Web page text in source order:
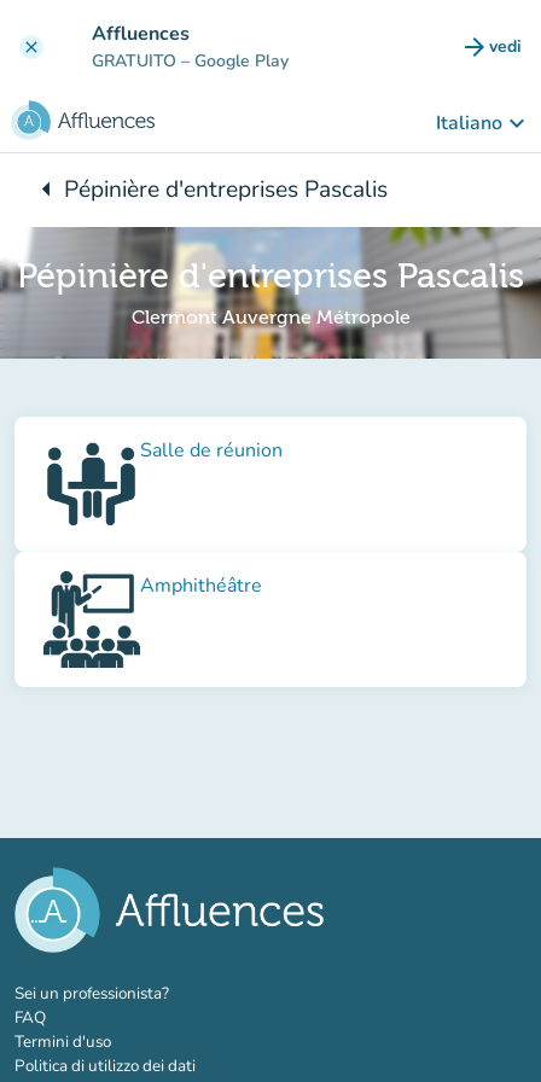
clear Affluences
GRATUITO – Google Play arrow_forward vedi
Italiano keyboard_arrow_down
arrow_leftTorna a:
Pépinière d'entreprises Pascalis
Pépinière d'entreprises Pascalis
Clermont Auvergne Métropole
Salle de réunion
Amphithéâtre
Sei un professionista?(nuova scheda)
FAQ
Termini d'uso
Politica di utilizzo dei dati